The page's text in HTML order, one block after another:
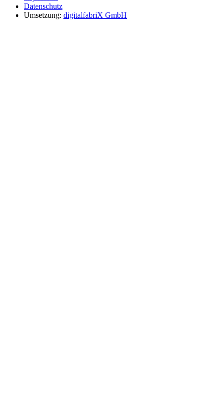
Datenschutz
Umsetzung: digitalfabriX GmbH